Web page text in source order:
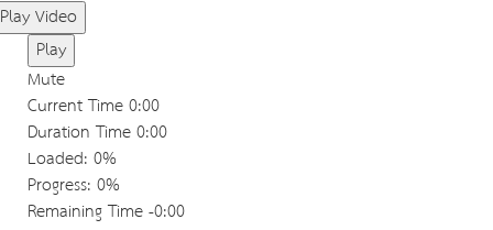
Play Video
Play
Mute
Current Time0:00
Duration Time0:00
Loaded: 0%
Progress: 0%
Remaining Time-0:00